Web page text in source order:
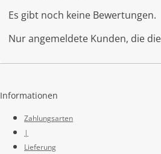
Es gibt noch keine Bewertungen.
Nur angemeldete Kunden, die
Informationen
Zahlungsarten
|
Lieferung